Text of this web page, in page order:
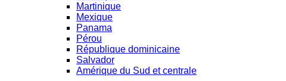
Martinique
Mexique
Panama
Pérou
République dominicaine
Salvador
Amérique du Sud et centrale